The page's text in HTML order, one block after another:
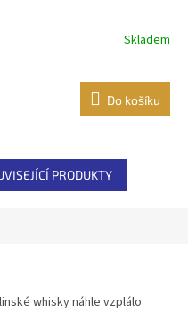
Skladem
Do košíku
PRODUKTY
whisky náhle vzplálo